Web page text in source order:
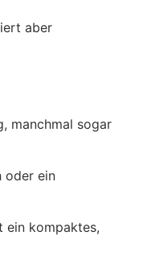
aber
manchmal sogar
oder ein
ein kompaktes,